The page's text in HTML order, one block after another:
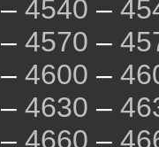
– 4540 –
– 4570 –
– 4600 –
– 4630 –
– 4660 –